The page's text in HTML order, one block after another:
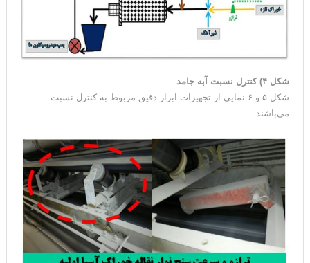
شکل ۴) کنترل نسبت آبه جامد
شکل ۵ و ۶ نمایی از تجهیزات ابزار دقیق مربوط به کنترل نسبت
می‌باشند.